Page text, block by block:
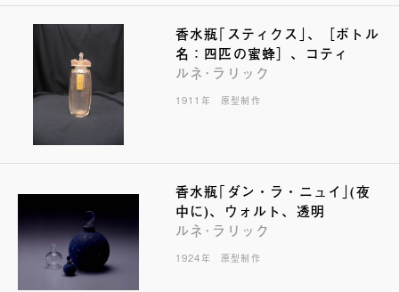
香水瓶｢スティクス｣、［ボトル
名：四匹の蜜蜂］、コティ
ルネ･ラリック
1911年 原型制作
香水瓶｢ダン・ラ・ニュイ｣(夜
中に)、ウォルト、透明
ルネ･ラリック
1924年 原型制作